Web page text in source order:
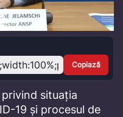
Copiază
situația
19 și procesul de